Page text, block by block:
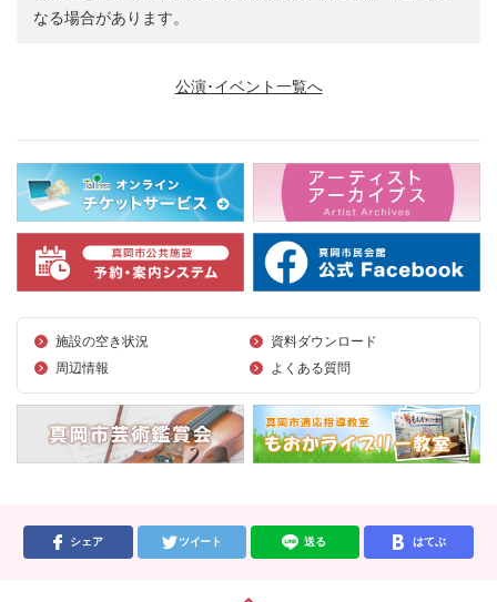
なる場合があります。
公演･イベント一覧へ
施設の空き状況
資料ダウンロード
周辺情報
よくある質問
シェア ツイート 送る はてぶ